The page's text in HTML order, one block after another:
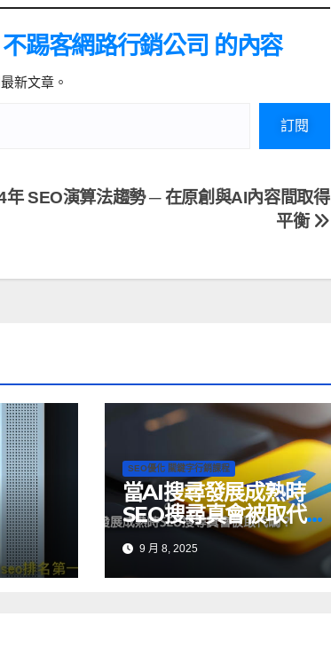
踢客網路行銷公司 的內容
新文章。
訂閱
年 SEO演算法趨勢 ─ 在原創與AI內容間取得
平衡
SEO優化 關鍵字行銷課程
當AI搜尋發展成熟時
SEO搜尋真會被取代
嗎？
9 月 8, 2025